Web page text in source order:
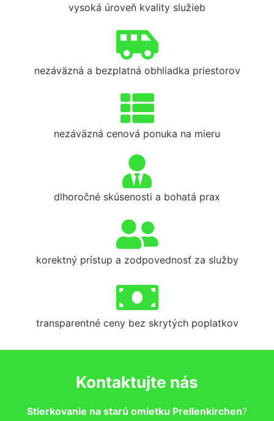
vysoká úroveň kvality služieb
nezáväzná a bezplatná obhliadka priestorov
nezáväzná cenová ponuka na mieru
dlhoročné skúsenosti a bohatá prax
korektný prístup a zodpovednosť za služby
transparentné ceny bez skrytých poplatkov
Kontaktujte nás
Stierkovanie na starú omietku Prellenkirchen?